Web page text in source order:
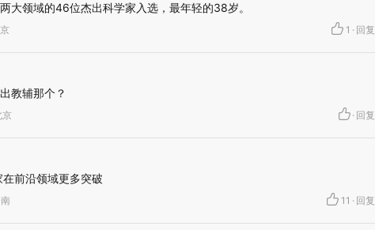
大领域的46位杰出科学家入选，最年轻的38岁。
1 · 回复
教辅那个？
· 回复
前沿领域更多突破
11 · 回复